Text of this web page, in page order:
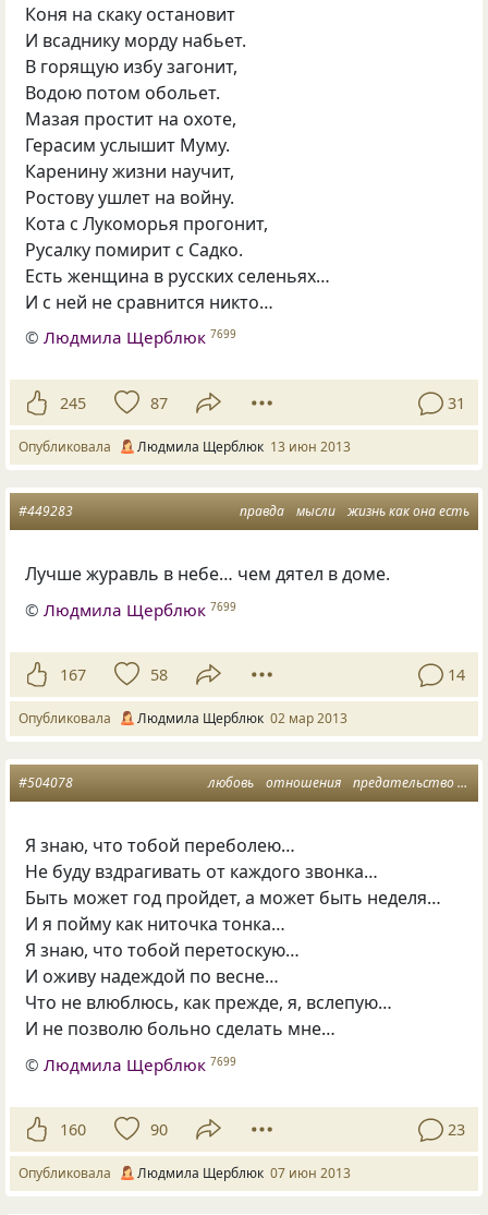
Коня на скаку остановит
И всаднику морду набьет.
В горящую избу загонит,
Водою потом обольет.
Мазая простит на охоте,
Герасим услышит Муму.
Каренину жизни научит,
Ростову ушлет на войну.
Кота с Лукоморья прогонит,
Русалку помирит с Садко.
Есть женщина в русских селеньях…
И с ней не сравнится никто…
©Людмила Щерблюк 7699
245 87 31
Опубликовала Людмила Щерблюк 13 июн 2013
правда мысли жизнь как она есть
#449283
Лучше журавль в небе… чем дятел в доме.
©Людмила Щерблюк 7699
167 58 14
Опубликовала Людмила Щерблюк 02 мар 2013
любовь отношения предательство
#504078
Я знаю, что тобой переболею…
Не буду вздрагивать от каждого звонка…
Быть может год пройдет, а может быть неделя…
И я пойму как ниточка тонка…
Я знаю, что тобой перетоскую…
И оживу надеждой по весне…
Что не влюблюсь, как прежде, я, вслепую…
И не позволю больно сделать мне…
©Людмила Щерблюк 7699
160 90 23
Опубликовала Людмила Щерблюк 07 июн 2013